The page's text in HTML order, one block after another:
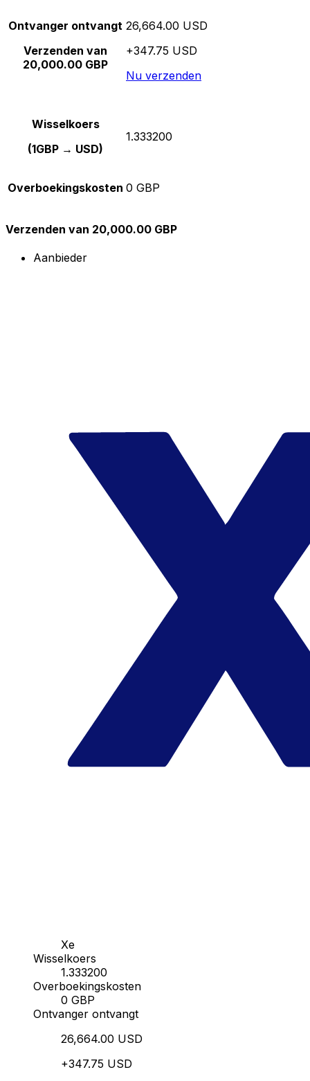
Ontvanger ontvangt
Verzenden van
20,000.00 GBP
26,664.00 USD
+347.75 USD
Nu verzenden
Wisselkoers
(1GBP → USD)
1.333200
Overboekingskosten 0 GBP
Verzenden van 20,000.00 GBP
Aanbieder
Xe
Wisselkoers
1.333200
Overboekingskosten
0 GBP
Ontvanger ontvangt
26,664.00 USD
+347.75 USD